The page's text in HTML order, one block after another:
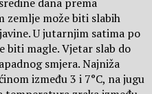
zemlje može biti slabih
U jutarnjim satima po
biti magle. Vjetar slab do
smjera. Najniža
između 3 i 7°C, na jugu